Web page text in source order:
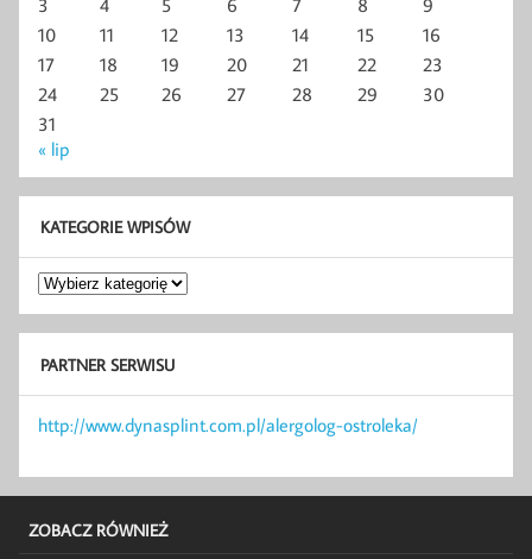
10
11 12 13 14 15
16
17
18 19 20 21 22
23
24
25 26 27 28 29
30
31
« lip
KATEGORIE WPISÓW
Kategorie
wpisów
PARTNER SERWISU
http://www.dynasplint.com.pl/alergolog-ostroleka/
ZOBACZ RÓWNIEŻ